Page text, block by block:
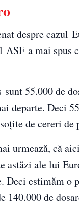
despre cazul
a mai spus
55.000 de
departe. Deci
de cereri de
urmează, că
astăzi ale lui
Deci estimăm o
de